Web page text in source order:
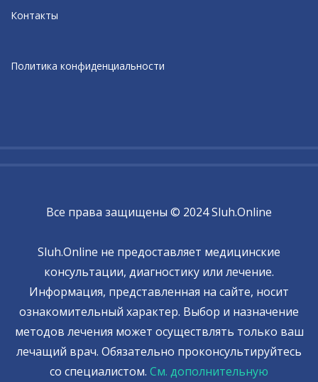
Контакты
Политика конфиденциальности
Все права защищены © 2024 Sluh.Online
Sluh.Online не предоставляет медицинские
консультации, диагностику или лечение.
Информация, представленная на сайте, носит
ознакомительный характер. Выбор и назначение
методов лечения может осуществлять только ваш
лечащий врач. Обязательно проконсультируйтесь
со специалистом. См. дополнительную